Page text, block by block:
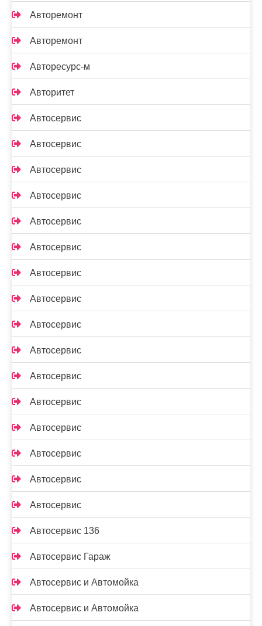
Авторемонт
Авторемонт
Авторесурс-м
Авторитет
Автосервис
Автосервис
Автосервис
Автосервис
Автосервис
Автосервис
Автосервис
Автосервис
Автосервис
Автосервис
Автосервис
Автосервис
Автосервис
Автосервис
Автосервис
Автосервис
Автосервис 136
Автосервис Гараж
Автосервис и Автомойка
Автосервис и Автомойка